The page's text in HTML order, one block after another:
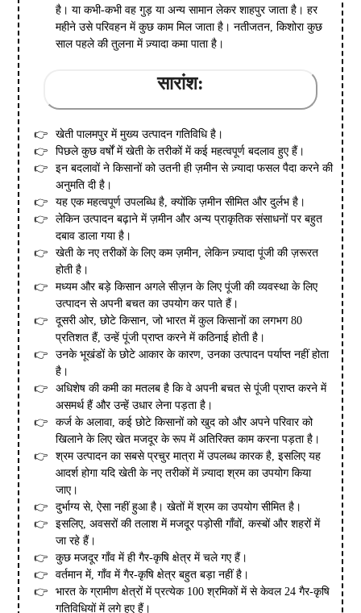
है। या कभी-कभी वह गुड़ या अन्य सामान लेकर शाहपुर जाता है। हर
महीने उसे परिवहन में कुछ काम मिल जाता है। नतीजतन, किशोरा कुछ
साल पहले की तुलना में ज़्यादा कमा पाता है।
सारांश:
खेती पालमपुर में मुख्य उत्पादन गतिविधि है।
पिछले कुछ वर्षों में खेती के तरीकों में कई महत्वपूर्ण बदलाव हुए हैं।
इन बदलावों ने किसानों को उतनी ही ज़मीन से ज़्यादा फसल पैदा करने की
अनुमति दी है।
यह एक महत्वपूर्ण उपलब्धि है, क्योंकि ज़मीन सीमित और दुर्लभ है।
लेकिन उत्पादन बढ़ाने में ज़मीन और अन्य प्राकृतिक संसाधनों पर बहुत
दबाव डाला गया है।
खेती के नए तरीकों के लिए कम ज़मीन, लेकिन ज़्यादा पूंजी की ज़रूरत
होती है।
मध्यम और बड़े किसान अगले सीज़न के लिए पूंजी की व्यवस्था के लिए
उत्पादन से अपनी बचत का उपयोग कर पाते हैं।
दूसरी ओर, छोटे किसान, जो भारत में कुल किसानों का लगभग 80
प्रतिशत हैं, उन्हें पूंजी प्राप्त करने में कठिनाई होती है।
उनके भूखंडों के छोटे आकार के कारण, उनका उत्पादन पर्याप्त नहीं होता
है।
अधिशेष की कमी का मतलब है कि वे अपनी बचत से पूंजी प्राप्त करने में
असमर्थ हैं और उन्हें उधार लेना पड़ता है।
कर्ज के अलावा, कई छोटे किसानों को खुद को और अपने परिवार को
खिलाने के लिए खेत मजदूर के रूप में अतिरिक्त काम करना पड़ता है।
श्रम उत्पादन का सबसे प्रचुर मात्रा में उपलब्ध कारक है, इसलिए यह
आदर्श होगा यदि खेती के नए तरीकों में ज़्यादा श्रम का उपयोग किया
जाए।
दुर्भाग्य से, ऐसा नहीं हुआ है। खेतों में श्रम का उपयोग सीमित है।
इसलिए, अवसरों की तलाश में मजदूर पड़ोसी गाँवों, कस्बों और शहरों में
जा रहे हैं।
कुछ मजदूर गाँव में ही गैर-कृषि क्षेत्र में चले गए हैं।
वर्तमान में, गाँव में गैर-कृषि क्षेत्र बहुत बड़ा नहीं है।
भारत के ग्रामीण क्षेत्रों में प्रत्येक 100 श्रमिकों में से केवल 24 गैर-कृषि
गतिविधियों में लगे हुए हैं।